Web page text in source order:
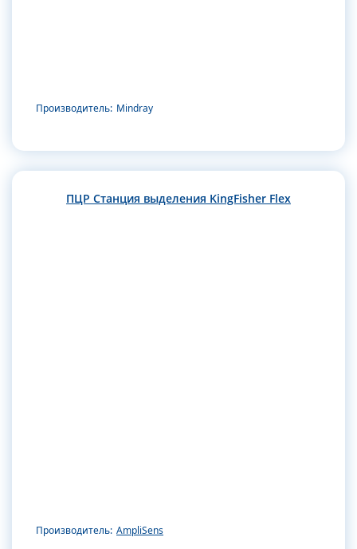
Производитель: Mindray
ПЦР Станция выделения KingFisher Flex
Производитель: AmpliSens